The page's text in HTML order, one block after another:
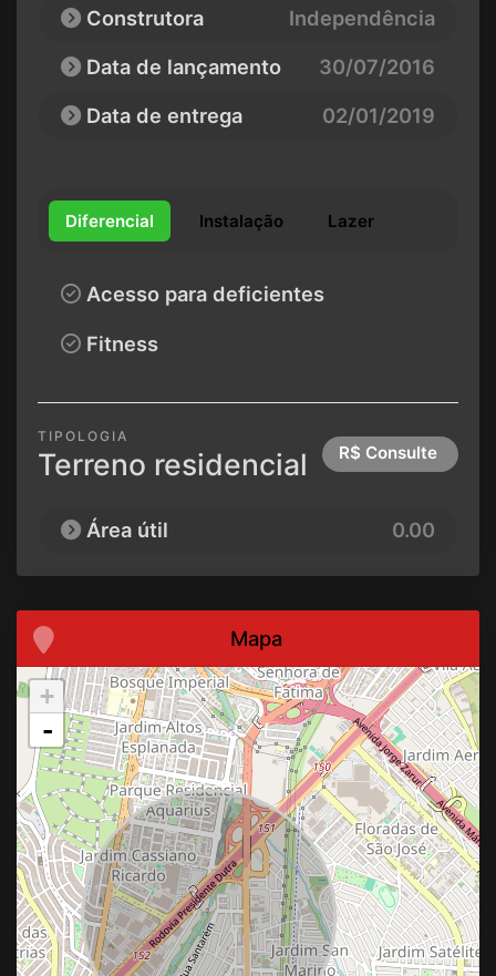
Construtora
Independência
Data de lançamento
30/07/2016
Data de entrega
02/01/2019
Diferencial Instalação Lazer
Acesso para deficientes
Fitness
TIPOLOGIA
Terreno residencial R$ Consulte
Área útil 0.00
Mapa
+
-